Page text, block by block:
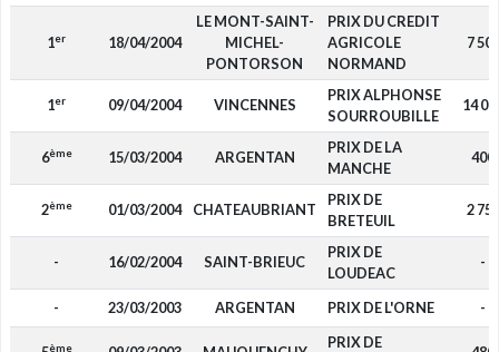
1er 18/04/2004
LE MONT-SAINT-
MICHEL-
PONTORSON
PRIX DU CREDIT
AGRICOLE
NORMAND
7 500
1er 09/04/2004 VINCENNES
PRIX ALPHONSE
SOURROUBILLE
14
6ème 15/03/2004 ARGENTAN
PRIX DE LA
MANCHE
400
2ème 01/03/2004 CHATEAUBRIANT
PRIX DE
BRETEUIL
2 750
- 16/02/2004 SAINT-BRIEUC
PRIX DE
LOUDEAC
-
- 23/03/2003 ARGENTAN PRIX DE L'ORNE -
ème
PRIX DE